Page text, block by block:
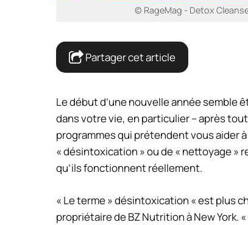
© RageMag - Detox
Partager cet article
Le début d’une nouvelle année semble
dans votre vie, en particulier – après
programmes qui prétendent vous aider
« désintoxication » ou de « nettoyage »
qu’ils fonctionnent réellement.
« Le terme » désintoxication « est plus
propriétaire de BZ Nutrition à New